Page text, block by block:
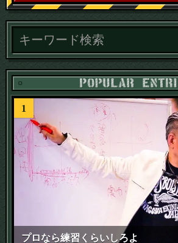
1
プロなら練習くらいしろよ